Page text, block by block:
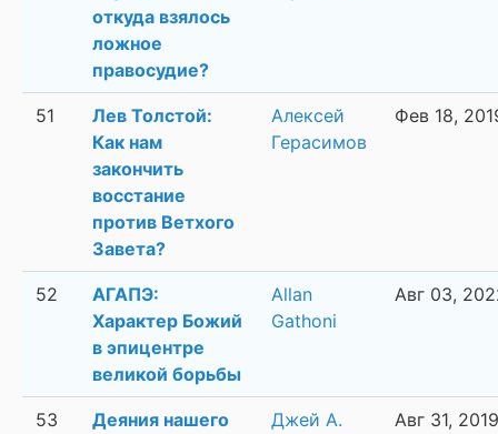
откуда взялось
ложное
правосудие?
51
Лев Толстой:
Как нам
закончить
восстание
против Ветхого
Завета?
Алексей
Герасимов
Фев 18,
52
АГАПЭ:
Характер Божий
в эпицентре
великой борьбы
Allan
Gathoni
Авг 03,
53
Деяния нашего
Джей А.
Авг 31, 2019